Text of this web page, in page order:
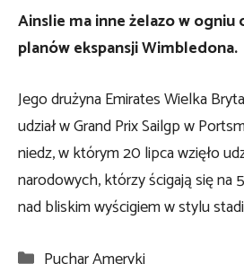
Ainslie ma inne żelazo w ogniu
planów ekspansji Wimbledona.
Jego drużyna Emirates Wielka
udział w Grand Prix Sailgp w
niedz, w którym 20 lipca wzięło
narodowych, którzy ścigają się
nad bliskim wyścigiem w stylu
Kategorie